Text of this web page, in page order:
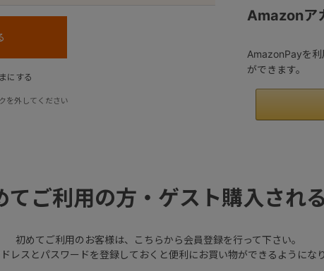
にする
を外してください
Amazonア
AmazonPayを
ができます。
てご利用の方・ゲスト購入され
初めてご利用のお客様は、こちらから会員登録を行って下さい。
レスとパスワードを登録しておくと便利にお買い物ができるようになり